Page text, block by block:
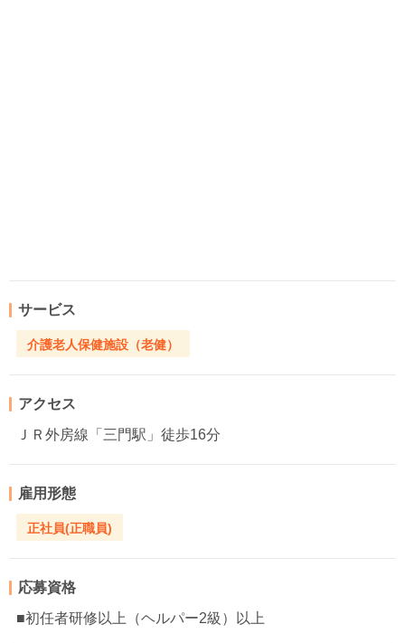
サービス
介護老人保健施設（老健）
アクセス
ＪＲ外房線「三門駅」徒歩16分
雇用形態
正社員(正職員)
応募資格
■初任者研修以上（ヘルパー2級）以上